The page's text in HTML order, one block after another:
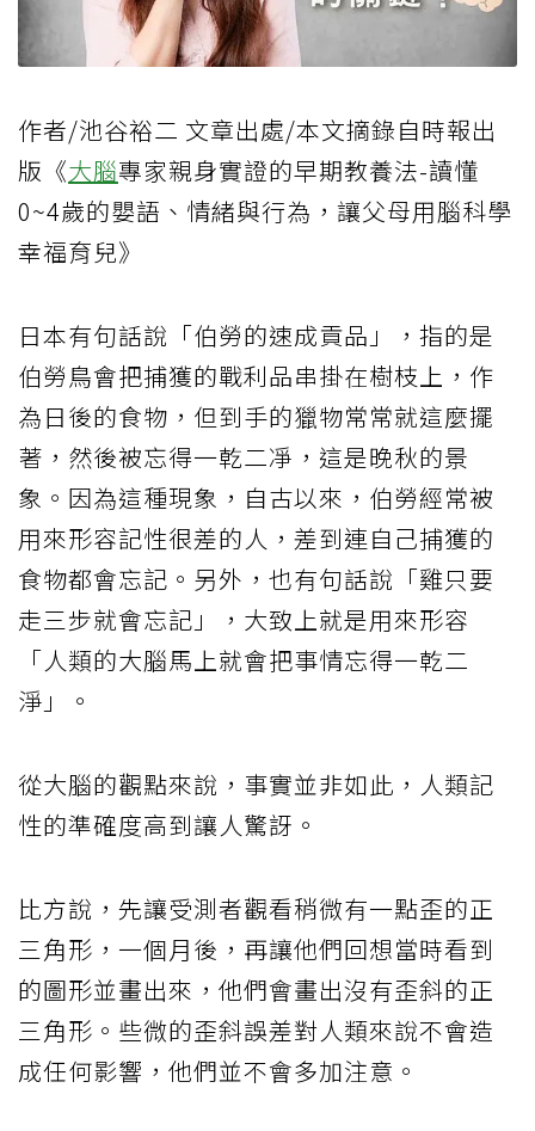
作者/池谷裕二 文章出處/本文摘錄自時報出
版《大腦專家親身實證的早期教養法-讀懂
0~4歲的嬰語、情緒與行為，讓父母用腦科學
幸福育兒》
日本有句話說「伯勞的速成貢品」，指的是
伯勞鳥會把捕獲的戰利品串掛在樹枝上，作
為日後的食物，但到手的獵物常常就這麼擺
著，然後被忘得一乾二凈，這是晚秋的景
象。因為這種現象，自古以來，伯勞經常被
用來形容記性很差的人，差到連自己捕獲的
食物都會忘記。另外，也有句話說「雞只要
走三步就會忘記」，大致上就是用來形容
「人類的大腦馬上就會把事情忘得一乾二
淨」。
從大腦的觀點來說，事實並非如此，人類記
性的準確度高到讓人驚訝。
比方說，先讓受測者觀看稍微有一點歪的正
三角形，一個月後，再讓他們回想當時看到
的圖形並畫出來，他們會畫出沒有歪斜的正
三角形。些微的歪斜誤差對人類來說不會造
成任何影響，他們並不會多加注意。